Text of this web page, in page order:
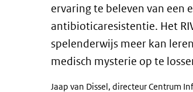
ervaring te beleven van een
antibioticaresistentie. Het
spelenderwijs meer kan
medisch mysterie op te
Jaap van Dissel, directeur Centrum